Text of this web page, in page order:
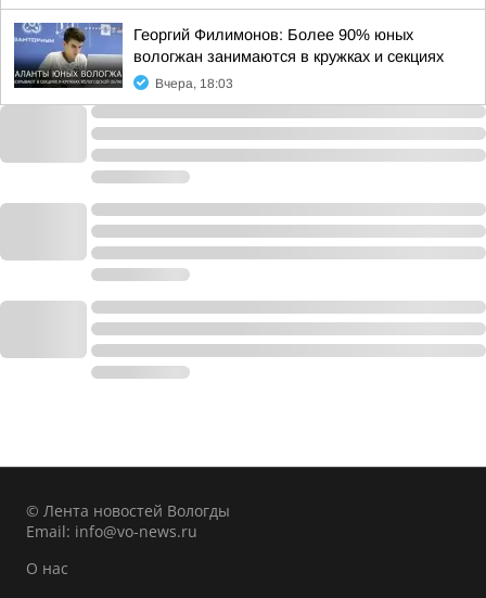
Георгий Филимонов: Более 90% юных
вологжан занимаются в кружках и секциях
Вчера, 18:03
© Лента новостей Вологды
Email: info@vo-news.ru
О нас